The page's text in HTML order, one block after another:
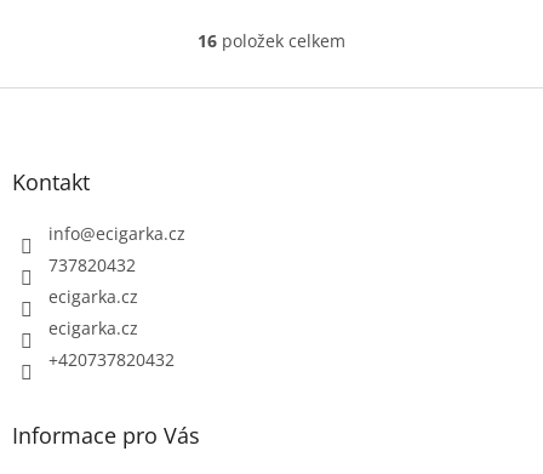
O
v
16 položek celkem
Kontakt
info@ecigarka.cz
737820432
ecigarka.cz
ecigarka.cz
+420737820432
Informace pro Vás